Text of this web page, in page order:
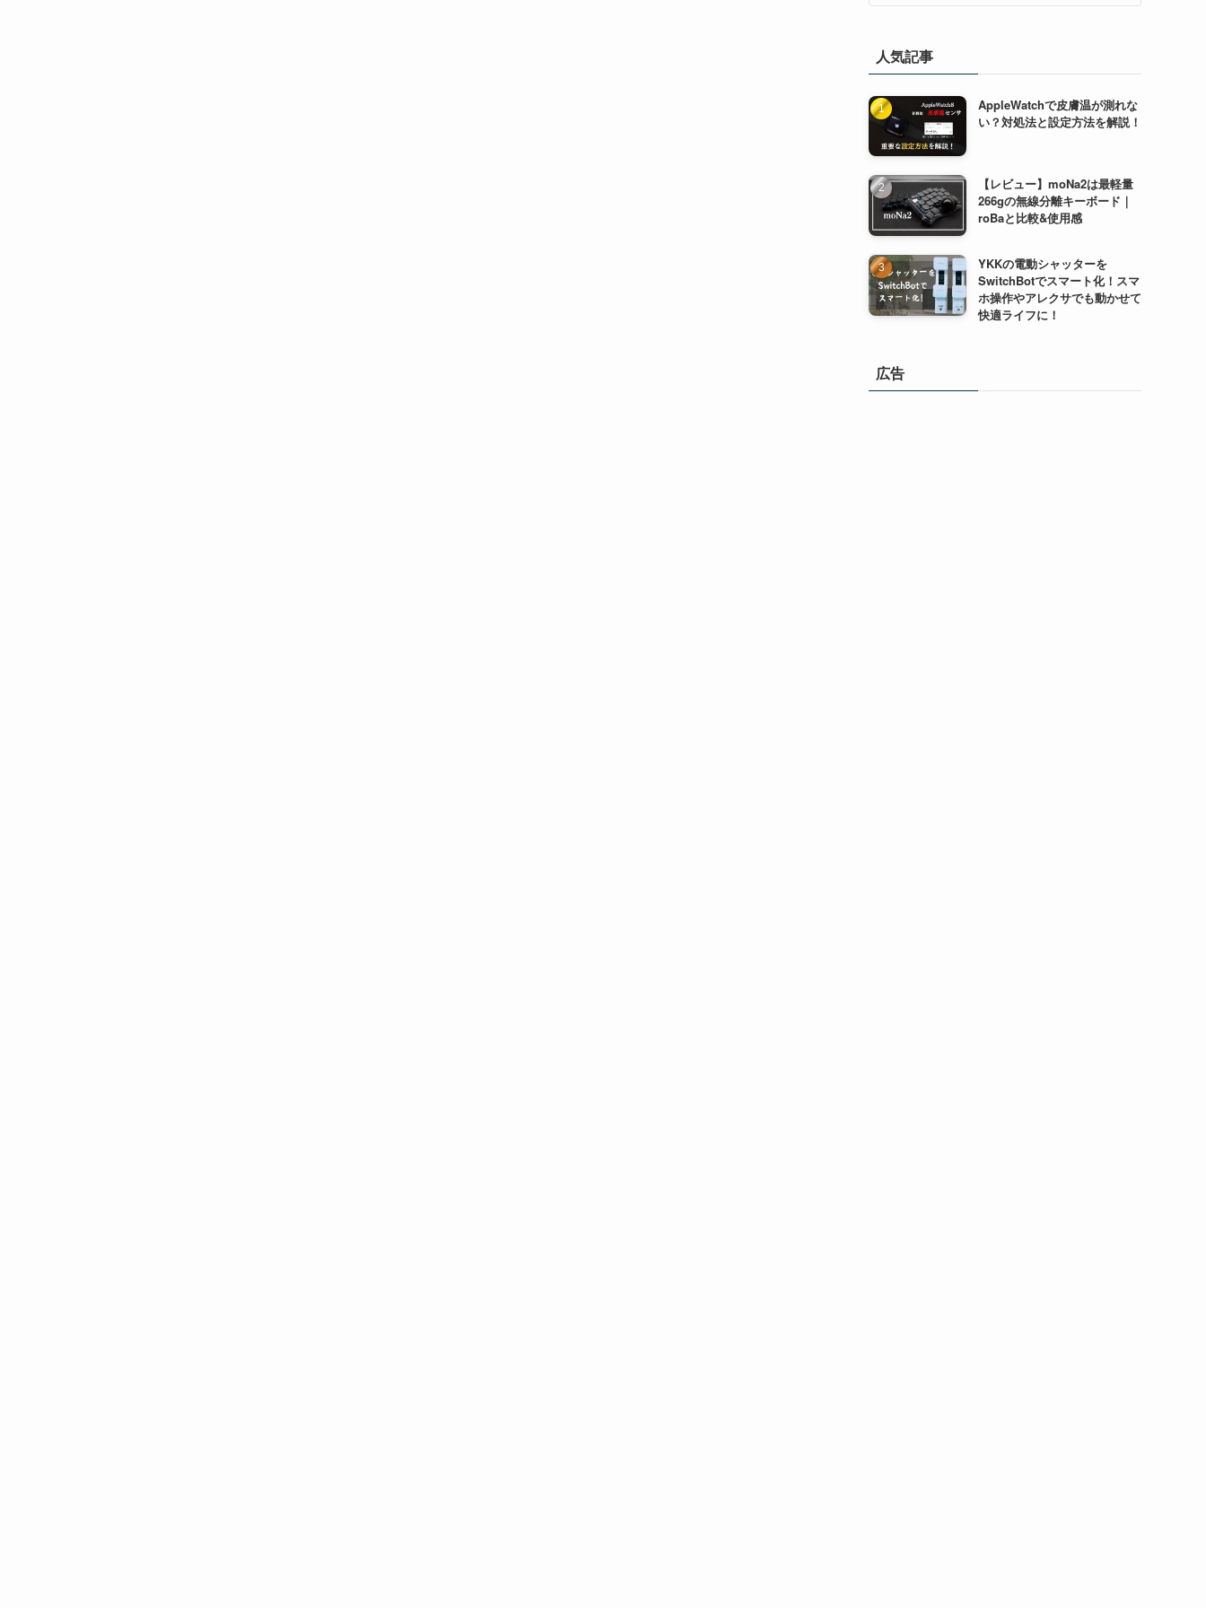
人気記事
AppleWatchで皮膚温が測れな
い？対処法と設定方法を解説！
【レビュー】moNa2は最軽量
266gの無線分離キーボード｜
roBaと比較&使用感
YKKの電動シャッターを
SwitchBotでスマート化！スマ
ホ操作やアレクサでも動かせて
快適ライフに！
広告